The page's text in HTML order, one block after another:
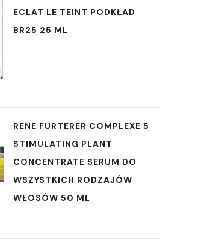
ECLAT LE TEINT PODKŁAD
BR25 25 ML
RENE FURTERER COMPLEXE 5
STIMULATING PLANT
CONCENTRATE SERUM DO
WSZYSTKICH RODZAJÓW
WŁOSÓW 50 ML